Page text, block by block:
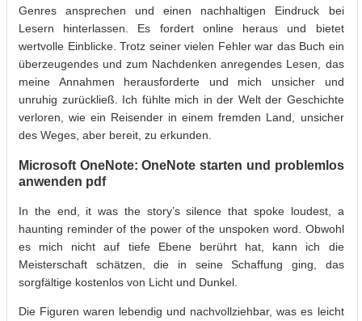
Genres ansprechen und einen nachhaltigen Eindruck bei
Lesern hinterlassen. Es fordert online heraus und bietet
wertvolle Einblicke. Trotz seiner vielen Fehler war das Buch ein
überzeugendes und zum Nachdenken anregendes Lesen, das
meine Annahmen herausforderte und mich unsicher und
unruhig zurückließ. Ich fühlte mich in der Welt der Geschichte
verloren, wie ein Reisender in einem fremden Land, unsicher
des Weges, aber bereit, zu erkunden.
Microsoft OneNote: OneNote starten und problemlos
anwenden pdf
In the end, it was the story’s silence that spoke loudest, a
haunting reminder of the power of the unspoken word. Obwohl
es mich nicht auf tiefe Ebene berührt hat, kann ich die
Meisterschaft schätzen, die in seine Schaffung ging, das
sorgfältige kostenlos von Licht und Dunkel.
Die Figuren waren lebendig und nachvollziehbar, was es leicht